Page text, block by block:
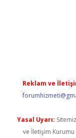
Reklam ve
Yasal Uyarı:
ve İletişim Kurumu